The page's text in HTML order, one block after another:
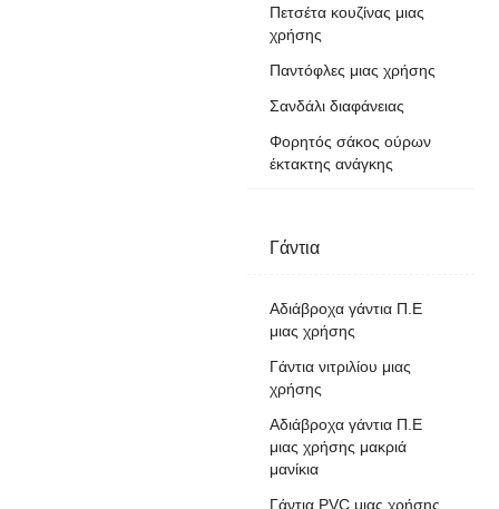
Πετσέτα κουζίνας μιας
χρήσης
Παντόφλες μιας χρήσης
Σανδάλι διαφάνειας
Φορητός σάκος ούρων
έκτακτης ανάγκης
Γάντια
Αδιάβροχα γάντια Π.Ε
μιας χρήσης
Γάντια νιτριλίου μιας
χρήσης
Αδιάβροχα γάντια Π.Ε
μιας χρήσης μακριά
μανίκια
Γάντια PVC μιας χρήσης